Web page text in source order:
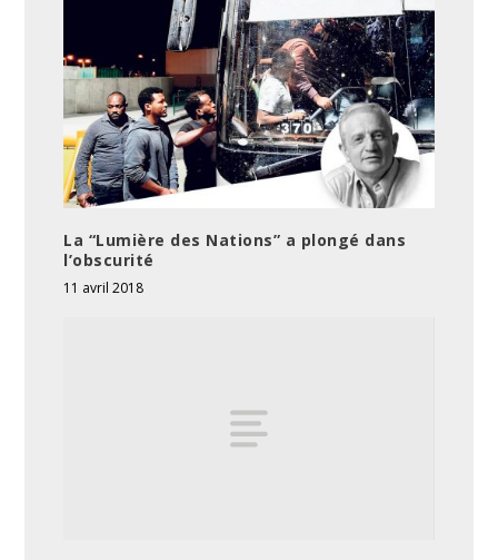
La “Lumière des Nations” a plongé dans
l’obscurité
11 avril 2018